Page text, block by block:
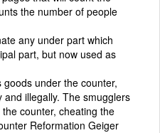
the number of people
any under part which
part, but now used as
under the counter,
illegally. The smugglers
counter, cheating the
Reformation Geiger